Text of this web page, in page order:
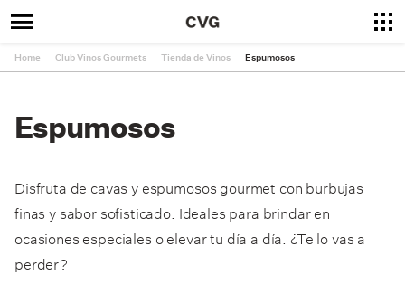
Home Club Vinos Gourmets Tienda de Vinos Espumosos
Espumosos
Disfruta de cavas y espumosos gourmet con burbujas
finas y sabor sofisticado. Ideales para brindar en
ocasiones especiales o elevar tu día a día. ¿Te lo vas a
perder?